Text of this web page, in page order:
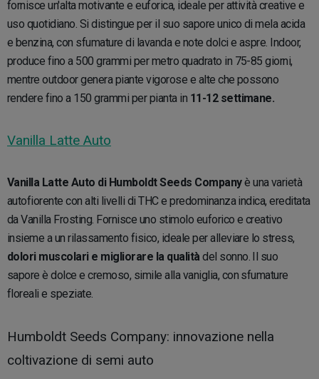
fornisce un'alta motivante e euforica, ideale per attività creative e
uso quotidiano. Si distingue per il suo sapore unico di mela acida
e benzina, con sfumature di lavanda e note dolci e aspre. Indoor,
produce fino a 500 grammi per metro quadrato in 75-85 giorni,
mentre outdoor genera piante vigorose e alte che possono
rendere fino a 150 grammi per pianta in 11-12 settimane.
Vanilla Latte Auto
Vanilla Latte Auto di Humboldt Seeds Companyè una varietà
autofiorente con alti livelli di THC e predominanza indica, ereditata
da Vanilla Frosting. Fornisce uno stimolo euforico e creativo
insieme a un rilassamento fisico, ideale per alleviare lo stress,
dolori muscolari e migliorare la qualità del sonno. Il suo
sapore è dolce e cremoso, simile alla vaniglia, con sfumature
floreali e speziate.
Humboldt Seeds Company: innovazione nella
coltivazione di semi auto